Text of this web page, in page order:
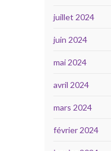
juillet 2024
juin 2024
mai 2024
avril 2024
mars 2024
février 2024